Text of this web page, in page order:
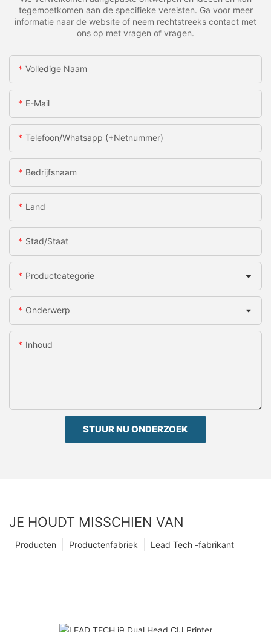
tegemoetkomen aan de specifieke vereisten. Ga voor meer
informatie naar de website of neem rechtstreeks contact met
ons op met vragen of vragen.
Volledige Naam
E-Mail
Telefoon/whatsapp (+netnummer)
Bedrijfsnaam
Land
Stad/staat
Productcategorie
Onderwerp
Inhoud
STUUR NU ONDERZOEK
JE HOUDT MISSCHIEN VAN
Lead Tech -fabrikant
Productenfabriek
Producten